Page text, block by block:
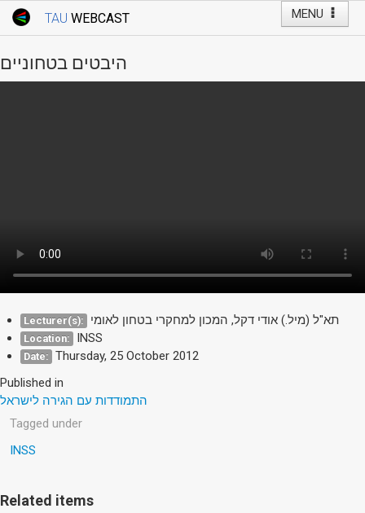
MENU
TAU WEBCAST
Webcast: Courses
Tel Aviv University
היבטים בטחוניים
Lecturer(s): תא"ל (מיל.) אודי דקל, המכון למחקרי בטחון לאומי
Location: INSS
Date: Thursday, 25 October 2012
Published in
התמודדות עם הגירה לישראל
Tagged under
INSS
Related items